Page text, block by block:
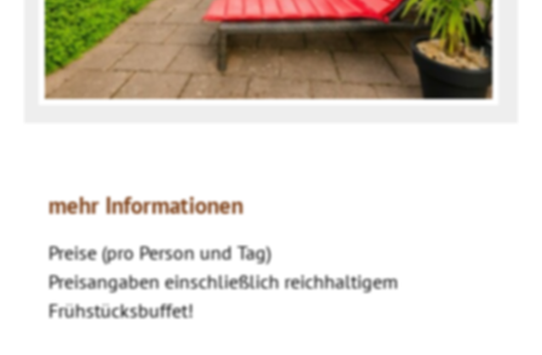
mehr Informationen
Preise (pro Person und Tag)
Preisangaben einschließlich reichhaltigem
Frühstücksbuffet!